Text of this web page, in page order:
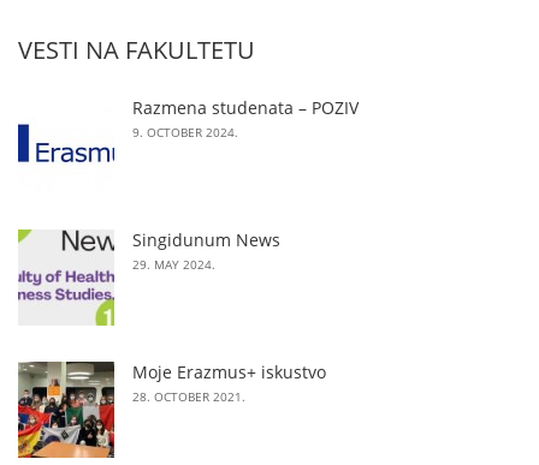
VESTI NA FAKULTETU
Razmena studenata – POZIV
9. OCTOBER 2024.
Singidunum News
29. MAY 2024.
Moje Erazmus+ iskustvo
28. OCTOBER 2021.